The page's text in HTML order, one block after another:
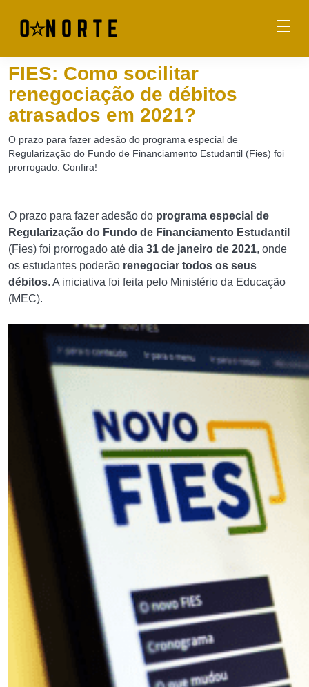
FIES: Como socilitar
renegociação de débitos
atrasados em 2021?
O prazo para fazer adesão do programa especial de
Regularização do Fundo de Financiamento Estudantil (Fies) foi
prorrogado. Confira!
O prazo para fazer adesão do programa especial de
Regularização do Fundo de Financiamento Estudantil
(Fies) foi prorrogado até dia 31 de janeiro de 2021, onde
os estudantes poderão renegociar todos os seus
débitos. A iniciativa foi feita pelo Ministério da Educação
(MEC).